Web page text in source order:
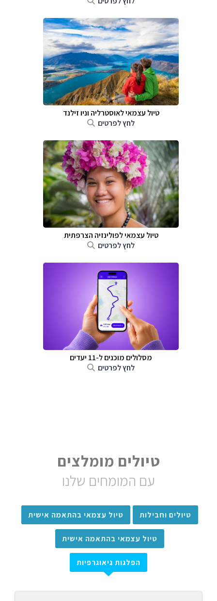
טיול עצמאי לאוסטרליה וניו זילנד
לחץ לפרטים
טיול עצמאי לפולינזיה הצרפתית
לחץ לפרטים
מסלולים מוכנים ל-11 יעדים
לחץ לפרטים
טיולים מומלצים
עם המומחים שלנו
טיולים וחבילות טיול עצמאי בהתאמה אישית
טיול עצמאי בהתאמה אישית
הפלגות גיאוגרפיות